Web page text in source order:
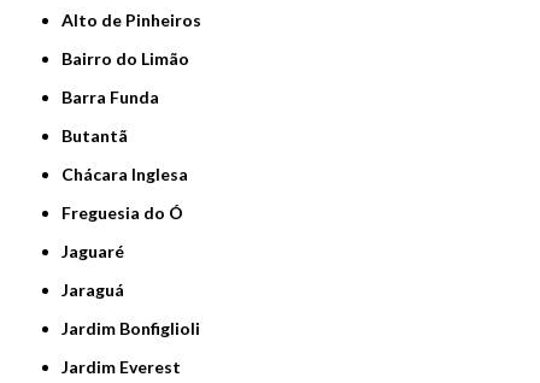
Alto de Pinheiros
Bairro do Limão
Barra Funda
Butantã
Chácara Inglesa
Freguesia do Ó
Jaguaré
Jaraguá
Jardim Bonfiglioli
Jardim Everest